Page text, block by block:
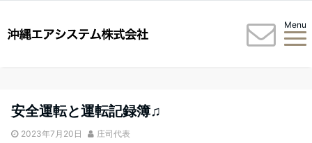
Menu
安全運転と運転記録簿♫
2023年7月20日 庄司代表